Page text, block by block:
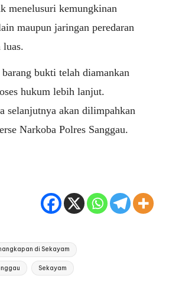
menelusuri kemungkinan
maupun jaringan peredaran
luas.
bukti telah diamankan
hukum lebih lanjut.
selanjutnya akan dilimpahkan
Narkoba Polres Sanggau.
di Sekayam
Sekayam